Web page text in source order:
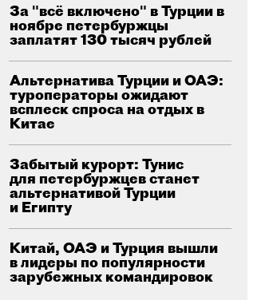
За "всё включено" в Турции в
ноябре петербуржцы
заплатят 130 тысяч рублей
Альтернатива Турции и ОАЭ:
туроператоры ожидают
всплеск спроса на отдых в
Китае
Забытый курорт: Тунис
для петербуржцев станет
альтернативой Турции
и Египту
Китай, ОАЭ и Турция вышли
в лидеры по популярности
зарубежных командировок